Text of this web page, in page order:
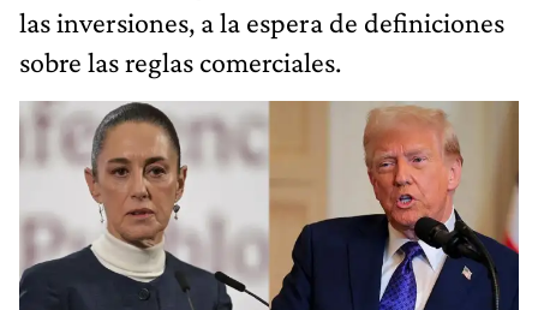
las inversiones, a la espera de definiciones
sobre las reglas comerciales.